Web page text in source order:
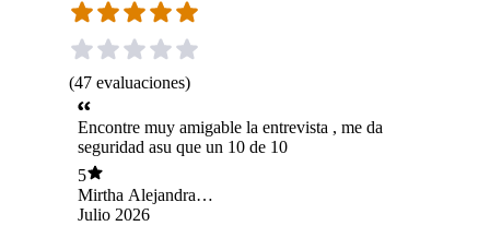
(47 evaluaciones)
Encontre muy amigable la entrevista , me da
seguridad asu que un 10 de 10
5
Mirtha Alejandra
Baez Plaza
Julio 2026